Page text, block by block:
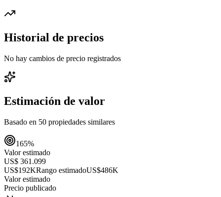
Historial de precios
No hay cambios de precio registrados
Estimación de valor
Basado en 50 propiedades similares
165%
Valor estimado
US$ 361.099
US$192KRango estimadoUS$486K
Valor estimado
Precio publicado